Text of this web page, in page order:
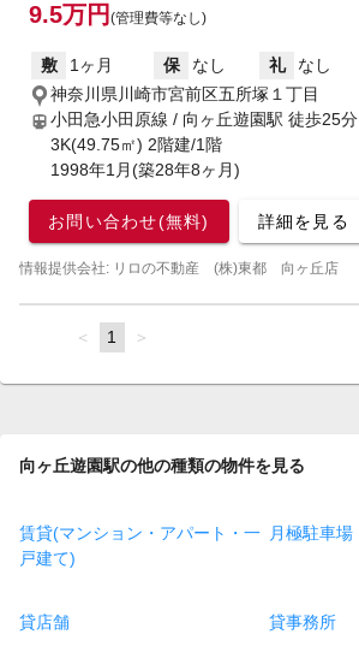
9.5万円 (管理費等なし)
敷 1ヶ月 保 なし 礼
なし
神奈川県川崎市宮前区五所塚１丁目
小田急小田原線 / 向ヶ丘遊園駅 徒歩25分
3K(49.75㎡) 2階建/1階
1998年1月(築28年8ヶ月)
お問い合わせ(無料) 詳細を見る
情報提供会社: リロの不動産 (株)東都 向ヶ丘店
page
You're
page
1 page
向ヶ丘遊園駅の他の種類の物件を見る
賃貸(マンション・アパート・一
戸建て)
月極駐車場
貸店舗 貸事務所